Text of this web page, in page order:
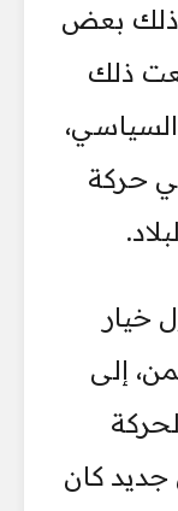
ذلك بعض
ذلك
حركة
خيار
إلى
كان